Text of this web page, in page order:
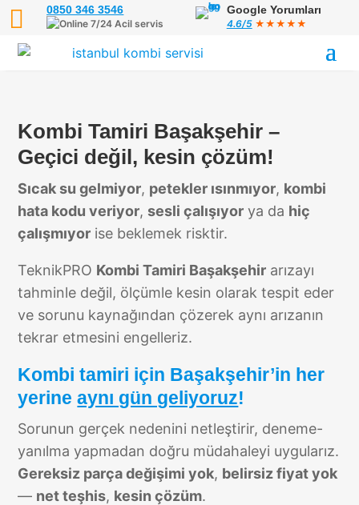
 0850 346 3546
7/24 Acil servis
Google Yorumları
4.6/5 ★★★★★
Kombi Tamiri Başakşehir –
Geçici değil, kesin çözüm!
Sıcak su gelmiyor, petekler ısınmıyor, kombi
hata kodu veriyor,sesli çalışıyor ya da hiç
çalışmıyor ise beklemek risktir.
TeknikPRO Kombi Tamiri Başakşehir arızayı
tahminle değil, ölçümle kesin olarak tespit eder
ve sorunu kaynağından çözerek aynı arızanın
tekrar etmesini engelleriz.
Kombi tamiri için Başakşehir’in her
yerineaynı gün geliyoruz!
Sorunun gerçek nedenini netleştirir, deneme-
yanılma yapmadan doğru müdahaleyi uygularız.
Gereksiz parça değişimi yok, belirsiz fiyat yok
— net teşhis, kesin çözüm.